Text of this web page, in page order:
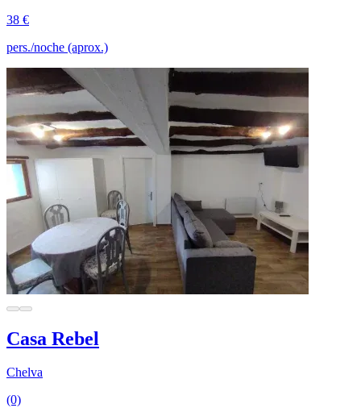
38 €
pers./noche (aprox.)
Casa Rebel
Chelva
(0)